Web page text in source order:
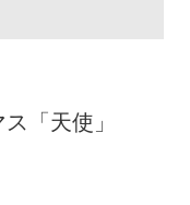
「天使」